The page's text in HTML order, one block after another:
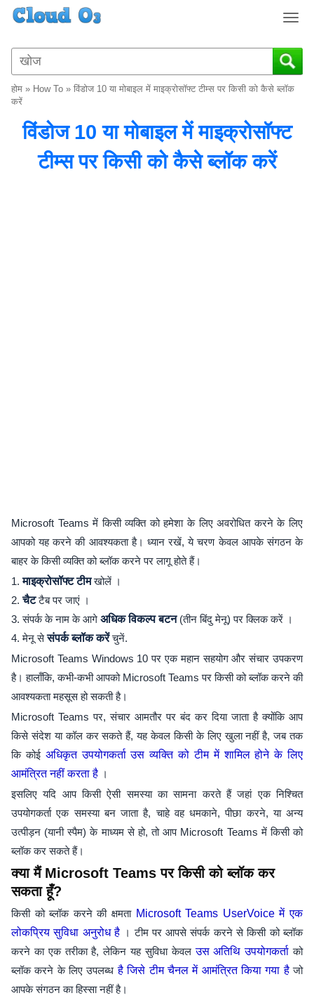
T
g
g
a
होम » How To » विंडोज 10 या मोबाइल में माइक्रोसॉफ्ट टीम्स पर किसी को कैसे ब्लॉक
करें
विंडोज 10 या मोबाइल में माइक्रोसॉफ्ट
टीम्स पर किसी को कैसे ब्लॉक करें
Microsoft Teams में किसी व्यक्ति को हमेशा के लिए अवरोधित करने के लिए
आपको यह करने की आवश्यकता है। ध्यान रखें, ये चरण केवल आपके संगठन के
बाहर के किसी व्यक्ति को ब्लॉक करने पर लागू होते हैं।
1.माइक्रोसॉफ्ट टीमखोलें ।
2.चैटटैब पर जाएं ।
3. संपर्क के नाम के आगे अधिक विकल्प बटन(तीन बिंदु मेनू) पर क्लिक करें ।
4. मेनू सेसंपर्क ब्लॉक करेंचुनें.
Microsoft Teams Windows 10 पर एक महान सहयोग और संचार उपकरण
है। हालाँकि, कभी-कभी आपको Microsoft Teams पर किसी को ब्लॉक करने की
आवश्यकता महसूस हो सकती है।
Microsoft Teams पर, संचार आमतौर पर बंद कर दिया जाता है क्योंकि आप
किसे संदेश या कॉल कर सकते हैं, यह केवल किसी के लिए खुला नहीं है, जब तक
कि कोई अधिकृत उपयोगकर्ता उस व्यक्ति को टीम में शामिल होने के लिए
आमंत्रित नहीं करता है ।
इसलिए यदि आप किसी ऐसी समस्या का सामना करते हैं जहां एक निश्चित
उपयोगकर्ता एक समस्या बन जाता है, चाहे वह धमकाने, पीछा करने, या अन्य
उत्पीड़न (यानी स्पैम) के माध्यम से हो, तो आप Microsoft Teams में किसी को
ब्लॉक कर सकते हैं।
क्या मैं Microsoft Teams पर किसी को ब्लॉक कर
सकता हूँ?
किसी को ब्लॉक करने की क्षमता Microsoft Teams UserVoice में एक
लोकप्रिय सुविधा अनुरोध है। टीम पर आपसे संपर्क करने से किसी को ब्लॉक
करने का एक तरीका है, लेकिन यह सुविधा केवलउस अतिथि उपयोगकर्ता को
ब्लॉक करने के लिए उपलब्धहै जिसे टीम चैनल में आमंत्रित किया गया हैजो
आपके संगठन का हिस्सा नहीं है।